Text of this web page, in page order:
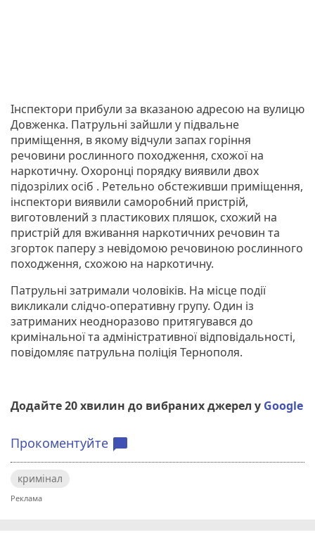
Інспектори прибули за вказаною адресою на вулицю
Довженка. Патрульні зайшли у підвальне
приміщення, в якому відчули запах горіння
речовини рослинного походження, схожої на
наркотичну. Охоронці порядку виявили двох
підозрілих осіб . Ретельно обстеживши приміщення,
інспектори виявили саморобний пристрій,
виготовлений з пластикових пляшок, схожий на
пристрій для вживання наркотичних речовин та
згорток паперу з невідомою речовиною рослинного
походження, схожою на наркотичну.
Патрульні затримали чоловіків. На місце події
викликали слідчо-оперативну групу. Один із
затриманих неодноразово притягувався до
кримінальної та адміністративної відповідальності,
повідомляє патрульна поліція Тернополя.
Додайте 20 хвилин до вибраних джерел у Google
Прокоментуйте chat_bubble
кримінал